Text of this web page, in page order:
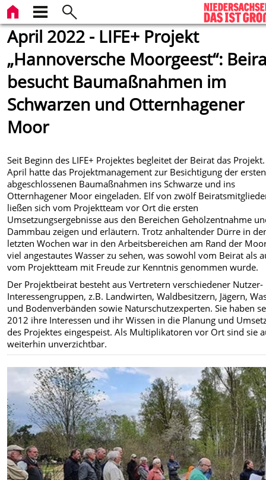
April 2022 - LIFE+ Projekt
„Hannoversche Moorgeest“:
besucht Baumaßnahmen im
Schwarzen und Otternhagener
Moor
Seit Beginn des LIFE+ Projektes begleitet der Beirat das
April hatte das Projektmanagement zur Besichtigung der ersten
abgeschlossenen Baumaßnahmen ins Schwarze und ins
Otternhagener Moor eingeladen. Elf von zwölf
ließen sich vom Projektteam vor Ort die ersten
Umsetzungsergebnisse aus den Bereichen Gehölzentnahme
Dammbau zeigen und erläutern. Trotz anhaltender Dürre in
letzten Wochen war in den Arbeitsbereichen am Rand der
viel angestautes Wasser zu sehen, was sowohl vom Beirat als
vom Projektteam mit Freude zur Kenntnis genommen wurde.
Der Projektbeirat besteht aus Vertretern verschiedener Nutzer-
Interessengruppen, z.B. Landwirten, Waldbesitzern, Jägern,
und Bodenverbänden sowie Naturschutzexperten. Sie haben
2012 ihre Interessen und ihr Wissen in die Planung und
des Projektes eingespeist. Als Multiplikatoren vor Ort sind sie
weiterhin unverzichtbar.